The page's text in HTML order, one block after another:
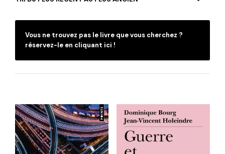
Vous ne trouvez pas le livre que vous cherchez ?
réservez-le en cliquant ici !